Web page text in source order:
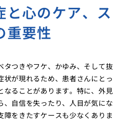
と心のケア、ス
重要性
タつきやフケ、かゆみ、そして抜
状が現れるため、患者さんにとっ
なることがあります。特に、外見
、自信を失ったり、人目が気にな
障をきたすケースも少なくありま